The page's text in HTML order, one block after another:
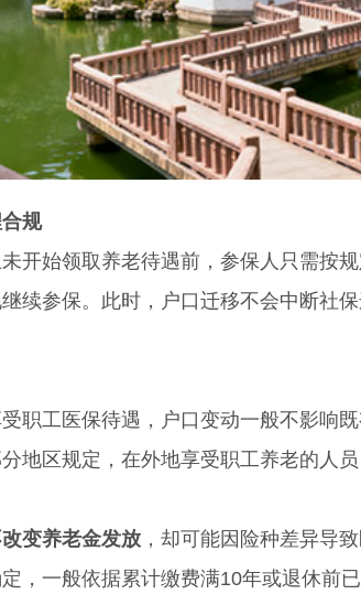
规
始领取养老待遇前，参保人只需按规
续参保。此时，户口迁移不会中断社
工医保待遇，户口变动一般不影响既
地区规定，在外地享受职工养老的人
变养老金发放 ，却可能因险种差异导
一般依据累计缴费满10年或退休前